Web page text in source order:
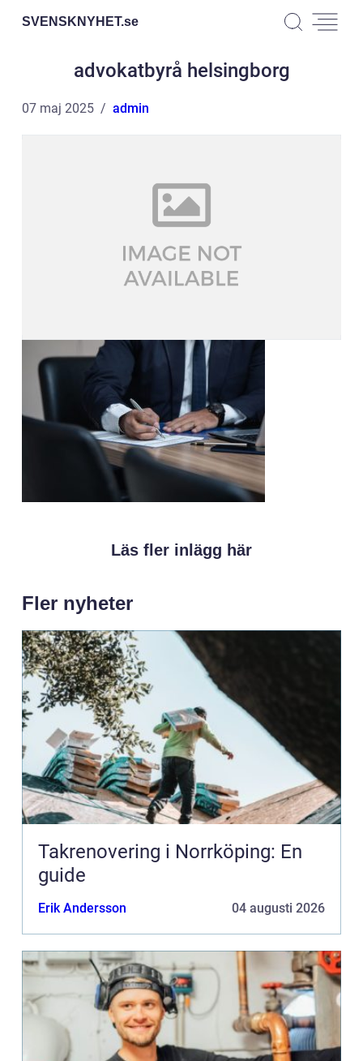
SVENSKNYHET.se
advokatbyrå helsingborg
07 maj 2025 admin
Läs fler inlägg här
Fler nyheter
Takrenovering i Norrköping: En
guide
Erik Andersson 04 augusti 2026